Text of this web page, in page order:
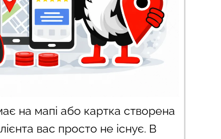
на мапі або картка створена
вас просто не існує. В